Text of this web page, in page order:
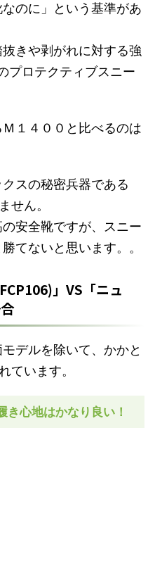
のに」という基準があ
きや剥がれに対する強
プロテクティブスニー
１４００と比べるのは
スの秘密兵器である
せん。
安全靴ですが、スニー
てないと思います。。
」VS「ニュ
デルを除いて、かかと
ています。
心地はかなり良い！